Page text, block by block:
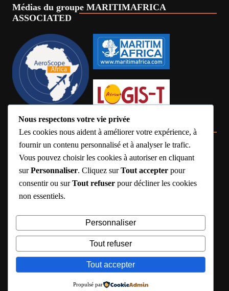
Médias du groupe MARITIMAFRICA
ASSOCIATED
Médias Partenaires
Copyrights © Afri-Corridor 2026. All rights reserved | A brand
of MARITIMAFRICA ASSOCIATED.
Nous respectons votre vie privée
Les cookies nous aident à améliorer votre expérience, à
fournir un contenu personnalisé et à analyser le trafic.
Vous pouvez choisir les cookies à autoriser en cliquant
surPersonnaliser. Cliquez surTout accepter pour
consentir ou surTout refuser pour décliner les cookies
non essentiels.
Personnaliser
Tout refuser
Tout accepter
Propulsé par